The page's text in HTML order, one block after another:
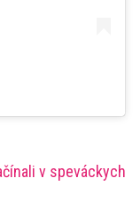
v speváckych